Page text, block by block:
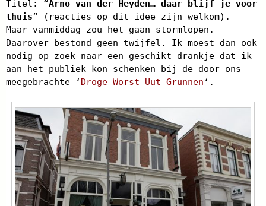
Titel: “Arno van der Heyden… daar blijf je voor
thuis” (reacties op dit idee zijn welkom).
Maar vanmiddag zou het gaan stormlopen.
Daarover bestond geen twijfel. Ik moest dan ook
nodig op zoek naar een geschikt drankje dat ik
aan het publiek kon schenken bij de door ons
meegebrachte ‘ Droge Worst Uut Grunnen ‘.